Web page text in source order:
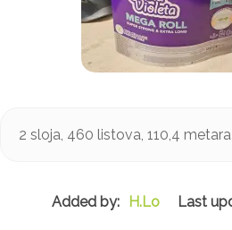
2 sloja, 460 listova, 110,4 metara
H.Lo